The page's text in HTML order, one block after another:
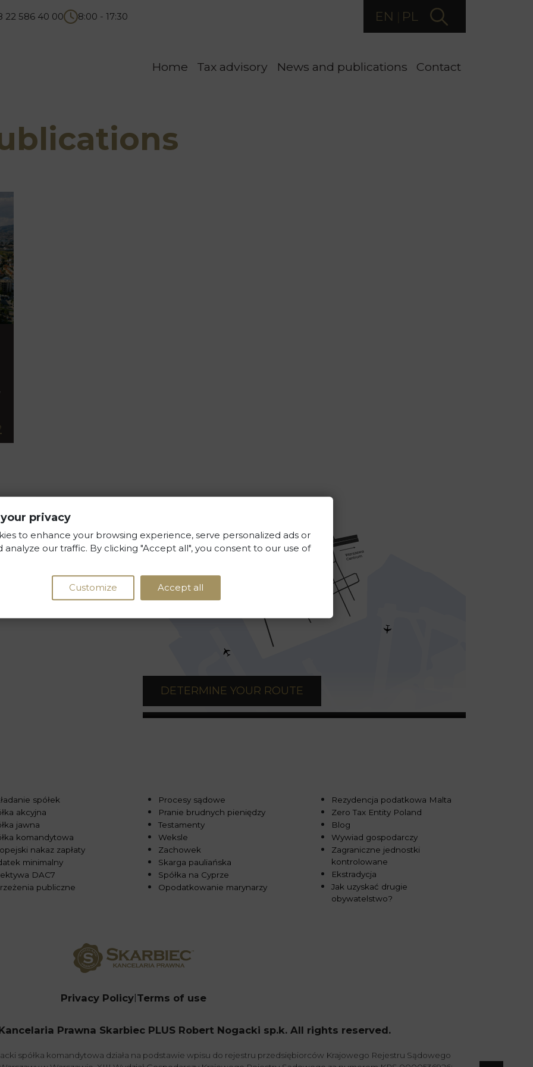
22 586 40 00 8:00 - 17:30 EN PL
Home Tax advisory News and publications Contact
DETERMINE YOUR ROUTE
spółek
akcyjna
jawna
komandytowa
nakaz zapłaty
minimalny
DAC7
publiczne
Procesy sądowe
Pranie brudnych pieniędzy
Testamenty
Weksle
Zachowek
Skarga pauliańska
Spółka na Cyprze
Opodatkowanie marynarzy
Rezydencja podatkowa Malta
Zero Tax Entity Poland
Blog
Wywiad gospodarczy
Zagraniczne jednostki
kontrolowane
Ekstradycja
Jak uzyskać drugie
obywatelstwo?
Privacy Policy Terms of use
Prawna Skarbiec PLUS Robert Nogacki sp.k. All rights reserved.
spółka komandytowa działa na podstawie wpisu do rejestru przedsiębiorców Krajowego Rejestru Sądowego
privacy
to enhance your browsing experience, serve personalized ads or
analyze our traffic. By clicking "Accept all", you consent to our use of
Customize Accept all